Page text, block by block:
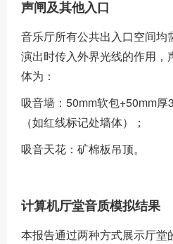
声闸及其他入口
音乐厅所有公共出入口空间均
演出时传入外界光线的作用，
体为：
吸音墙：50mm软包+50mm
（如红线标记处墙体）；
吸音天花：矿棉板吊顶。
计算机厅堂音质模拟结果
本报告通过两种方式展示厅堂